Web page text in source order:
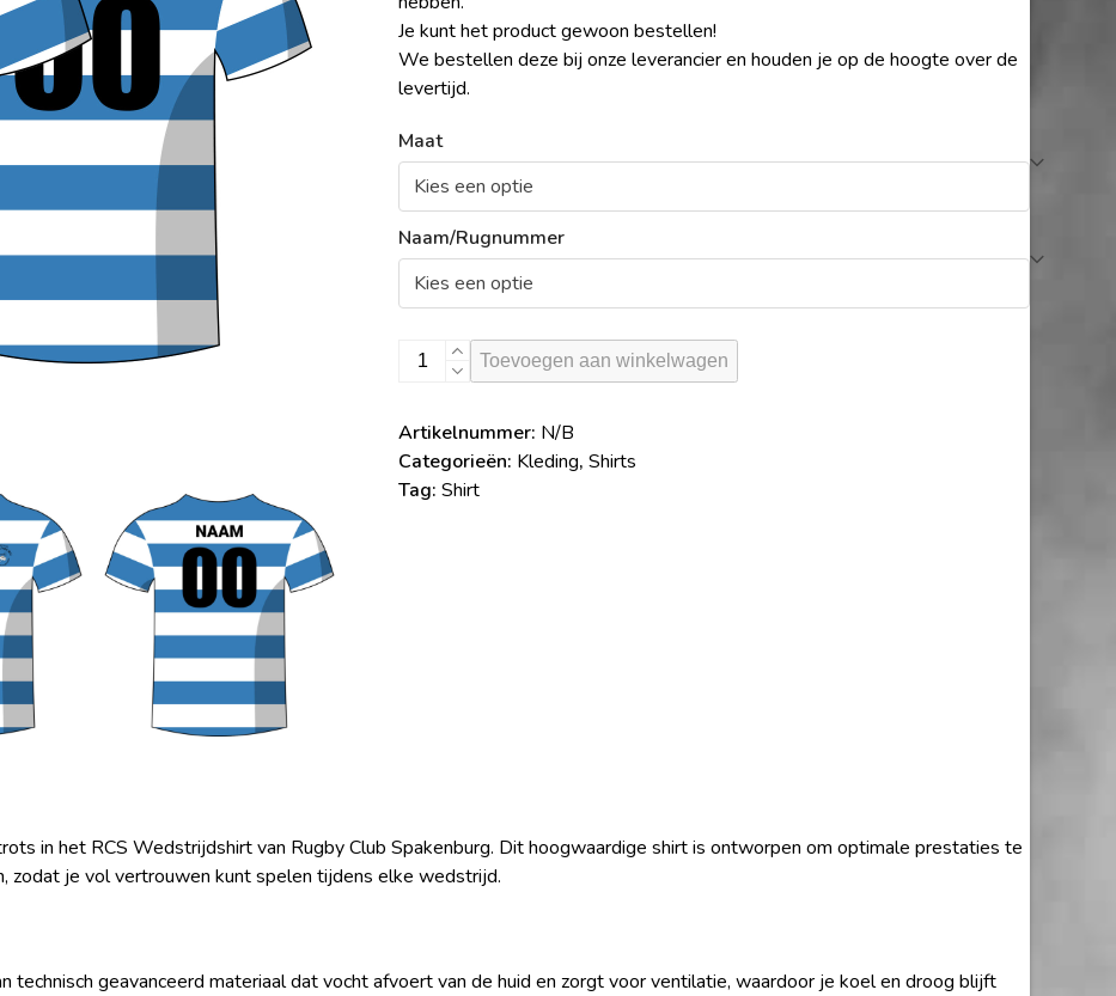
Je kunt het product gewoon bestellen!
We bestellen deze bij onze leverancier en houden je op de hoogte over de
levertijd.
Maat
Naam/Rugnummer
RCS
Wedstrijd
aantal
Toevoegen aan winkelwagen
Artikelnummer: N/B
Categorieën: Kleding, Shirts
Tag: Shirt
in het RCS Wedstrijdshirt van Rugby Club Spakenburg. Dit hoogwaardige shirt is ontworpen om optimale prestaties te
je vol vertrouwen kunt spelen tijdens elke wedstrijd.
technisch geavanceerd materiaal dat vocht afvoert van de huid en zorgt voor ventilatie, waardoor je koel en droog blijft